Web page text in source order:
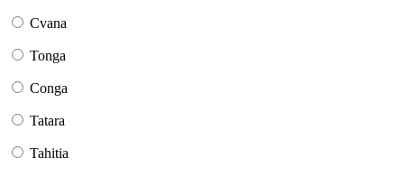
Cvana
Tonga
Conga
Tatara
Tahitia